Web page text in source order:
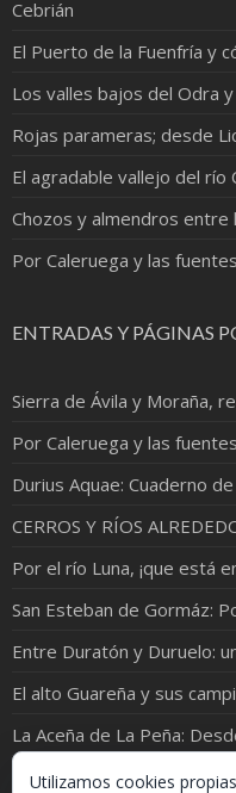
Cebrián
El Puerto de la Fuenfría y
Los valles bajos del Odra
Rojas parameras; desde
El agradable vallejo del río
Chozos y almendros entre
Por Caleruega y las
ENTRADAS Y PÁGINAS
Sierra de Ávila y Moraña,
Por Caleruega y las
Durius Aquae: Cuaderno
CERROS Y RÍOS
Por el río Luna, ¡que está
San Esteban de Gormáz:
Entre Duratón y Duruelo:
El alto Guareña y sus
La Aceña de La Peña:
Valdemudarra, un
Utilizamos cookies